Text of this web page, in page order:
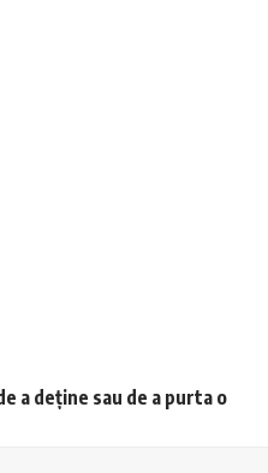
a deține sau de a purta o